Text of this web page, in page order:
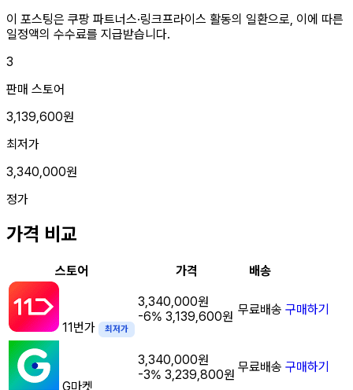
이 포스팅은 쿠팡 파트너스·링크프라이스 활동의 일환으로, 이에 따른
일정액의 수수료를 지급받습니다.
3
판매 스토어
3,139,600원
최저가
3,340,000원
정가
가격 비교
스토어 가격 배송
11번가 최저가
3,340,000원
-6% 3,139,600원 무료배송 구매하기
G마켓
3,340,000원
-3% 3,239,800원
무료배송 구매하기